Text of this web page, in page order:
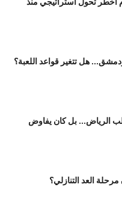
هل تتغير قواعد اللعبة؟
الرياض... بل كان يفاوض
العد التنازلي؟